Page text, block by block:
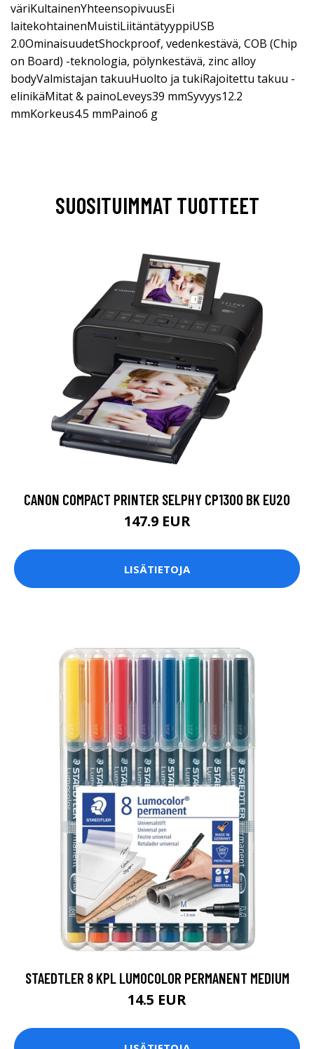
väriKultainenYhteensopivuusEi
laitekohtainenMuistiLiitäntätyyppiUSB
2.0OminaisuudetShockproof, vedenkestävä, COB (Chip
on Board) -teknologia, pölynkestävä, zinc alloy
bodyValmistajan takuuHuolto ja tukiRajoitettu takuu -
elinikäMitat & painoLeveys39 mmSyvyys12.2
mmKorkeus4.5 mmPaino6 g
SUOSITUIMMAT TUOTTEET
CANON COMPACT PRINTER SELPHY CP1300 BK EU20
147.9 EUR
LISÄTIETOJA
STAEDTLER 8 KPL LUMOCOLOR PERMANENT MEDIUM
14.5 EUR